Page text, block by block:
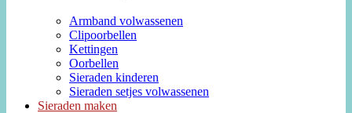
Armband volwassenen
Clipoorbellen
Kettingen
Oorbellen
Sieraden kinderen
Sieraden setjes volwassenen
Sieraden maken